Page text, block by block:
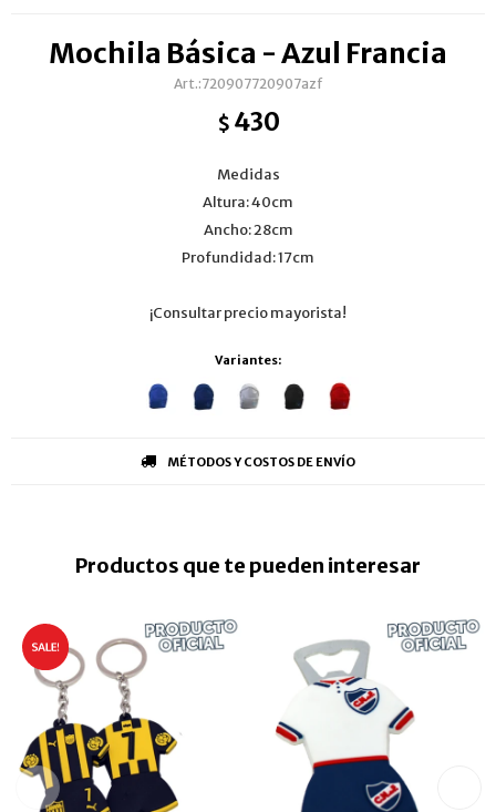
Mochila Básica - Azul Francia
720907720907azf
$ 430
Medidas
Altura: 40cm
Ancho: 28cm
Profundidad: 17cm
¡Consultar precio mayorista!
Variantes:
MÉTODOS Y COSTOS DE ENVÍO
Productos que te pueden interesar